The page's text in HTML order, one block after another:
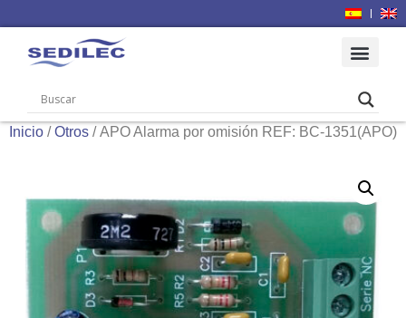
Inicio /Otros / APO Alarma por omisión REF: BC-1351(APO)